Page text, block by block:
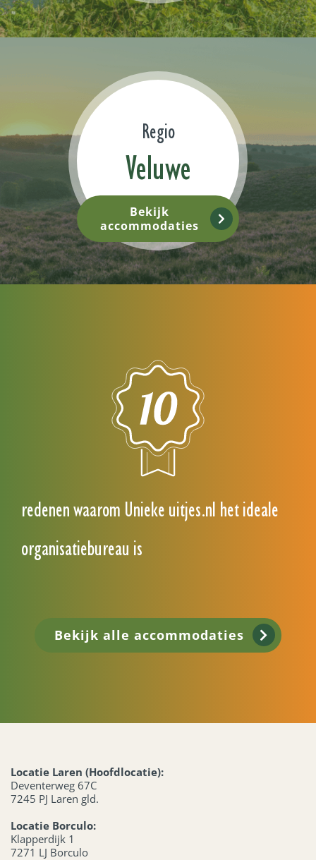
Regio
Veluwe
Bekijk
accommodaties
redenen waarom Unieke uitjes.nl het ideale
organisatiebureau is
Bekijk alle accommodaties
Locatie Laren (Hoofdlocatie):
Deventerweg 67C
7245 PJ Laren gld.
Locatie Borculo:
Klapperdijk 1
7271 LJ Borculo